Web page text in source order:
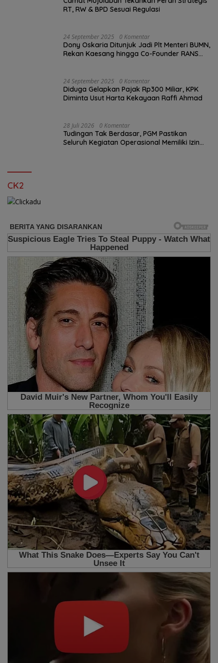
RT, RW & BPD Sesuai Regulasi
24 September 2025 0 Komentar
Dony Oskaria Ditunjuk Jadi Plt Menteri BUMN,
Rekan Kaesang hingga Co-Founder RANS
24 September 2025 0 Komentar
Diduga Gelapkan Pajak Rp300 Miliar, KPK
Diminta Usut Harta Kekayaan Raffi Ahmad
28 Juli 2026 0 Komentar
Tudingan Tak Berdasar, PGM Pastikan
Seluruh Kegiatan Operasional Memiliki Izin
CK2